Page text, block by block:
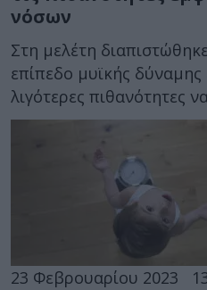
νόσων
Στη μελέτη
επίπεδο μυϊκής δύναμης
λιγότερες πιθανότητες
23 Φεβρουαρίου 2023